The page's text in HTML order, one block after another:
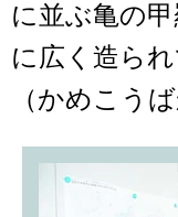
に並ぶ亀の
に広く造ら
（かめこう